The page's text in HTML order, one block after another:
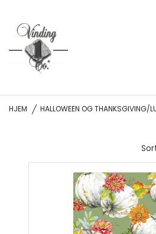
HJEM HALLOWEEN OG THANKSGIVING/